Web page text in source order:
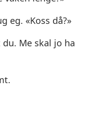
eg. «Koss då?»
Me skal jo ha